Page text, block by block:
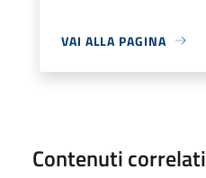
VAI ALLA PAGINA
Contenuti correlati